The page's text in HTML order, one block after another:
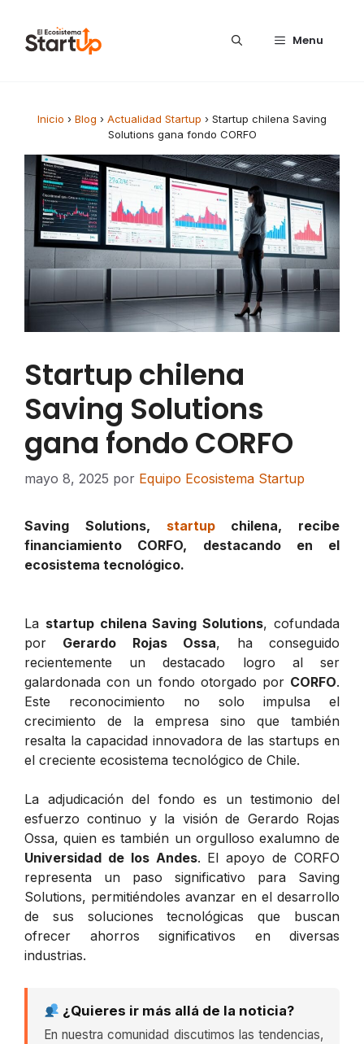
Menu
Inicio › Blog › Actualidad Startup › Startup chilena Saving
Solutions gana fondo CORFO
Startup chilena
Saving Solutions
gana fondo CORFO
mayo 8, 2025 por Equipo Ecosistema Startup
Saving Solutions, startupchilena, recibe
financiamiento CORFO, destacando en el
ecosistema tecnológico.
La startup chilena Saving Solutions, cofundada
por Gerardo Rojas Ossa, ha conseguido
recientemente un destacado logro al ser
galardonada con un fondo otorgado por CORFO.
Este reconocimiento no solo impulsa el
crecimiento de la empresa sino que también
resalta la capacidad innovadora de las startups en
el creciente ecosistema tecnológico de Chile.
La adjudicación del fondo es un testimonio del
esfuerzo continuo y la visión de Gerardo Rojas
Ossa, quien es también un orgulloso exalumno de
Universidad de los Andes. El apoyo de CORFO
representa un paso significativo para Saving
Solutions, permitiéndoles avanzar en el desarrollo
de sus soluciones tecnológicas que buscan
ofrecer ahorros significativos en diversas
industrias.
¿Quieres ir más allá de la noticia?
En nuestra comunidad discutimos las tendencias,